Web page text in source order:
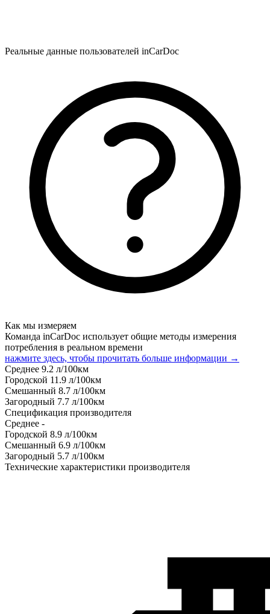
Реальные данные пользователей inCarDoc
Как мы измеряем
Команда inCarDoc использует общие методы измерения
потребления в реальном времени
нажмите здесь, чтобы прочитать больше информации →
Среднее 9.2 л/100км
Городской 11.9 л/100км
Смешанный 8.7 л/100км
Загородный 7.7 л/100км
Спецификация производителя
Среднее -
Городской 8.9 л/100км
Смешанный 6.9 л/100км
Загородный 5.7 л/100км
Технические характеристики производителя